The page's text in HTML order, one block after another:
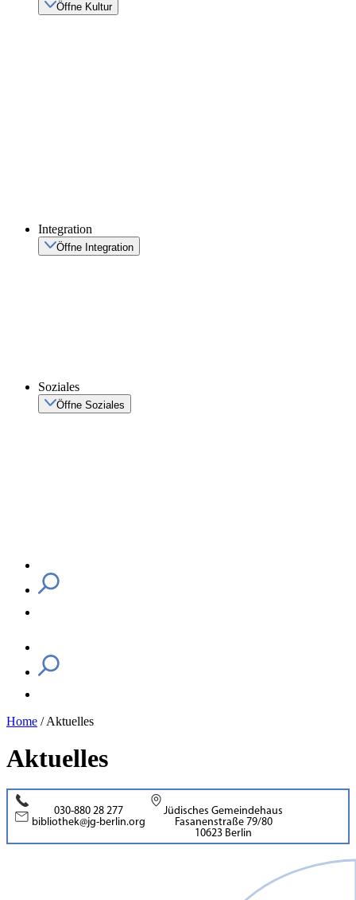
Öffne Kultur
Integration
Öffne Integration
Soziales
Öffne Soziales
Home /Aktuelles
Aktuelles
030-880 28 277
bibliothek@jg-berlin.org
Jüdisches Gemeindehaus
Fasanenstraße 79/80
10623 Berlin